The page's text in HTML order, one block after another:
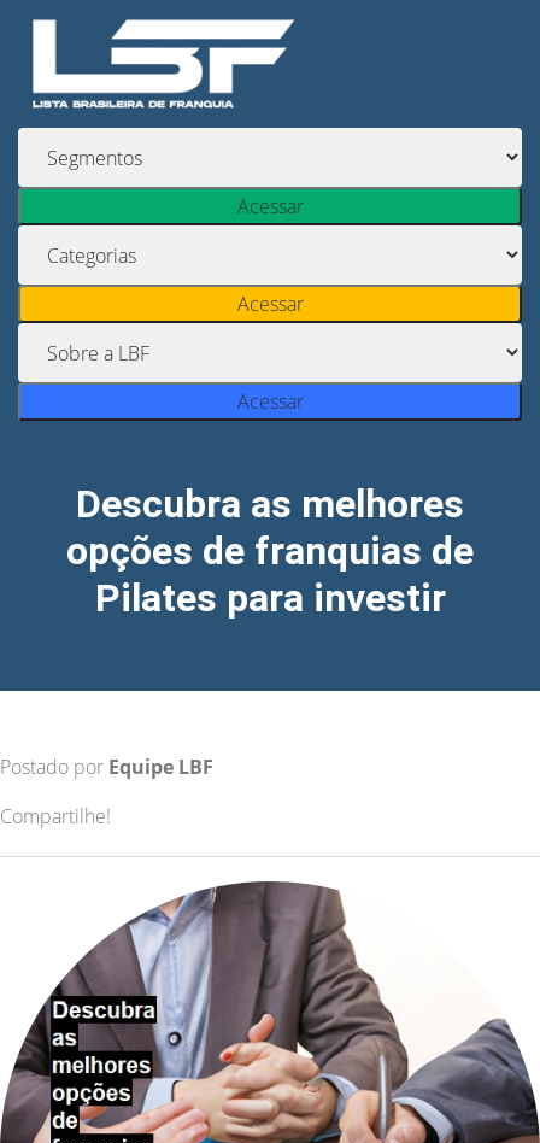
Acessar
Acessar
Acessar
Descubra as melhores
opções de franquias de
Pilates para investir
Postado por Equipe LBF
Compartilhe!